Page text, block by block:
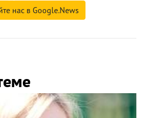
нас в Google.News